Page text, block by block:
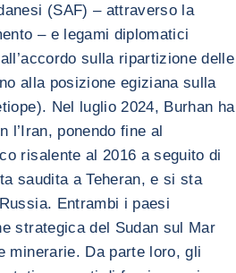
(SAF) – attraverso la
– e legami diplomatici
sulla ripartizione delle
alla posizione egiziana sulla
Nel luglio 2024, Burhan ha
l’Iran, ponendo fine al
risalente al 2016 a seguito di
saudita a Teheran, e si sta
Entrambi i paesi
strategica del Sudan sul Mar
minerarie. Da parte loro, gli